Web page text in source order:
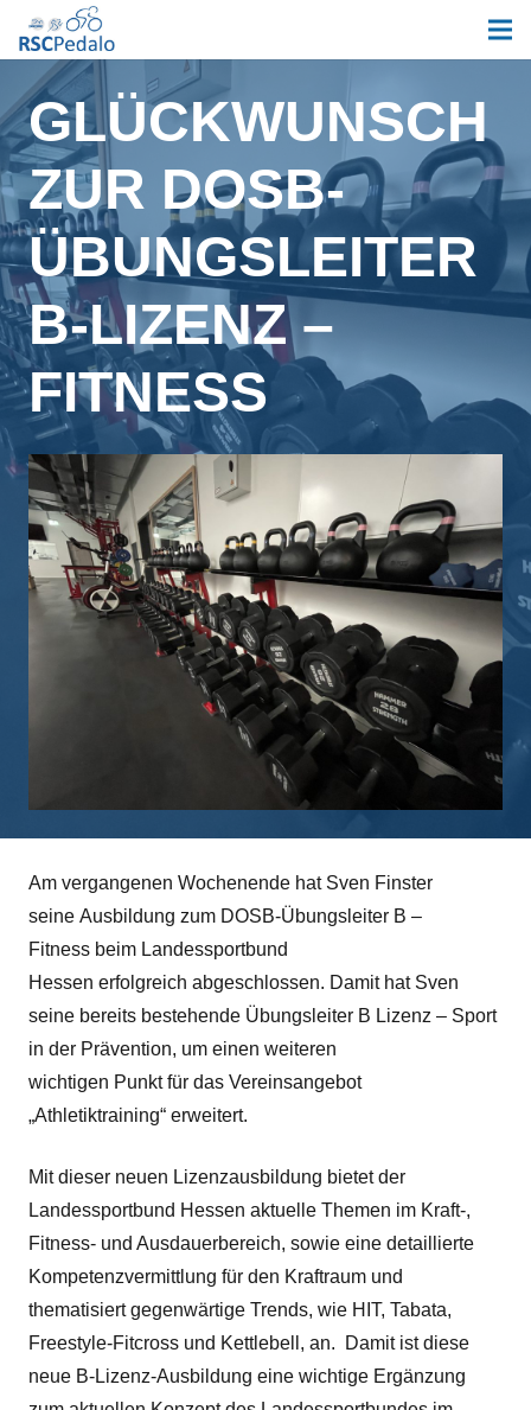
GLÜCKWUNSCH
ZUR DOSB-
ÜBUNGSLEITER
B-LIZENZ –
FITNESS
Am vergangenen Wochenende hat Sven Finster
seine Ausbildung zum DOSB-Übungsleiter B –
Fitness beim Landessportbund
Hessen erfolgreich abgeschlossen. Damit hat Sven
seine bereits bestehende Übungsleiter B Lizenz – Sport
in der Prävention, um einen weiteren
wichtigen Punkt für das Vereinsangebot
„Athletiktraining“ erweitert.
Mit dieser neuen Lizenzausbildung bietet der
Landessportbund Hessen aktuelle Themen im Kraft-,
Fitness- und Ausdauerbereich, sowie eine detaillierte
Kompetenzvermittlung für den Kraftraum und
thematisiert gegenwärtige Trends, wie HIT, Tabata,
Freestyle-Fitcross und Kettlebell, an. Damit ist diese
neue B-Lizenz-Ausbildung eine wichtige Ergänzung